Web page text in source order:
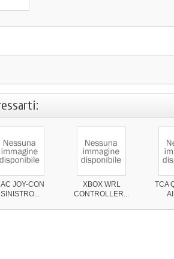
JOY-CON
SINISTRO...
XBOX WRL
CONTROLLER...
TCA